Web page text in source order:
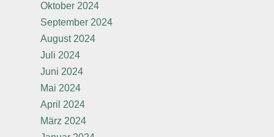
Oktober 2024
September 2024
August 2024
Juli 2024
Juni 2024
Mai 2024
April 2024
März 2024